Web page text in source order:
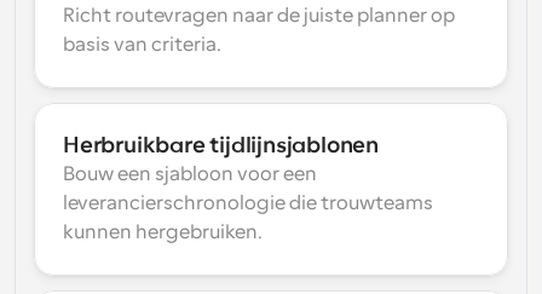
Richt routevragen naar de juiste planner op
basis van criteria.
Herbruikbare tijdlijnsjablonen
Bouw een sjabloon voor een
leverancierschronologie die trouwteams
kunnen hergebruiken.